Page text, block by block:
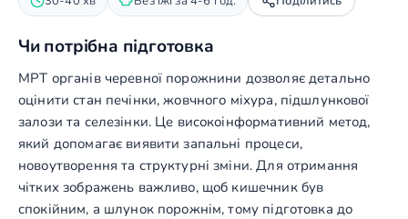
Чи потрібна підготовка
МРТ органів черевної порожнини дозволяє детально
оцінити стан печінки, жовчного міхура, підшлункової
залози та селезінки. Це високоінформативний метод,
який допомагає виявити запальні процеси,
новоутворення та структурні зміни. Для отримання
чітких зображень важливо, щоб кишечник був
спокійним, а шлунок порожнім, тому підготовка до